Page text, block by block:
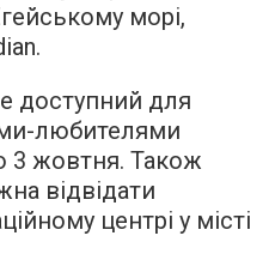
морі,
доступний для
любителями
3 жовтня. Також
відвідати
центрі у місті